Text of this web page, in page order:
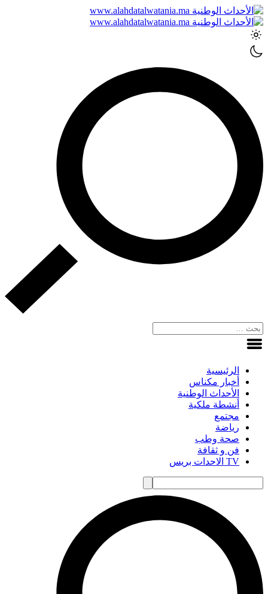
الرئيسية
أخبار مكناس
الأحداث الوطنية
أنشطة ملكية
مجتمع
رياضة
صحة وطب
فن و ثقافة
TV الاحدات بريس